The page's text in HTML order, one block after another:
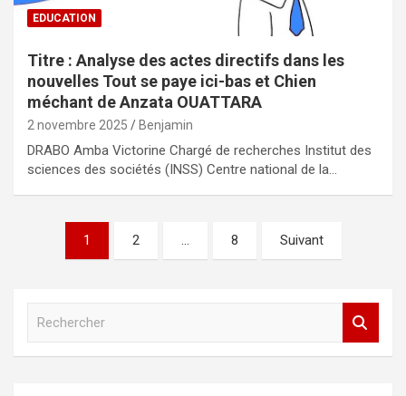
EDUCATION
Titre : Analyse des actes directifs dans les
nouvelles Tout se paye ici-bas et Chien
méchant de Anzata OUATTARA
2 novembre 2025 Benjamin
DRABO Amba Victorine Chargé de recherches Institut des
sciences des sociétés (INSS) Centre national de la…
Navigation
1 2 … 8 Suivant